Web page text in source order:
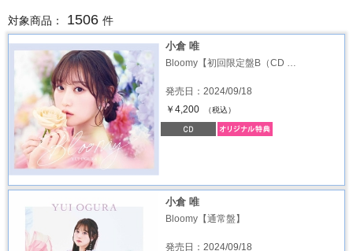
対象商品： 1506 件
小倉 唯
Bloomy【初回限定盤B（CD …
発売日：2024/09/18
￥4,200
（税込）
小倉 唯
Bloomy【通常盤】
発売日：2024/09/18